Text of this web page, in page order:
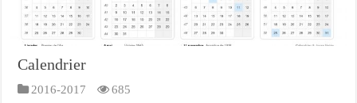
Calendrier
2016-2017 685